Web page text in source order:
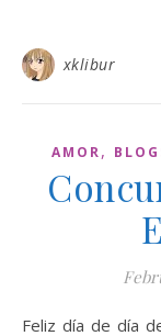
xklibur
AMOR,
Feliz día de día de San Valentín a todos mis lectores ^^!!.